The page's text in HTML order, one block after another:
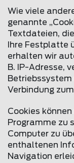
Wie viele
genannte
Textdateien,
Ihre Festplatte
erhalten wir
B. IP-Adresse,
Betriebssystem
Verbindung
Cookies
Programme zu
Computer zu
enthaltenen
Navigation